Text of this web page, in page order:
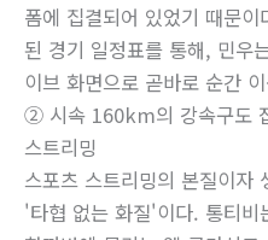
폼에 집결되어 있었기 때문
된 경기 일정표를 통해, 민우
이브 화면으로 곧바로 순간
② 시속 160km의 강속구도
스트리밍
스포츠 스트리밍의 본질이자
'타협 없는 화질'이다. 통티비